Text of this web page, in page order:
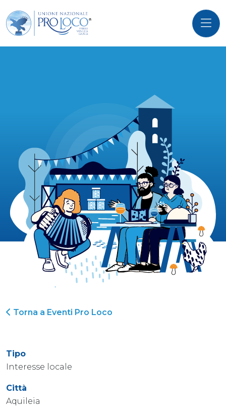
Torna a Eventi Pro Loco
Tipo
Interesse locale
Città
Aquileia